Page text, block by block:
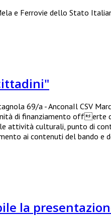
e Ferrovie dello Stato
69/a - AnconaIl CSV
di finanziamento offerte
attività culturali, punto di
ai contenuti del bando e
la